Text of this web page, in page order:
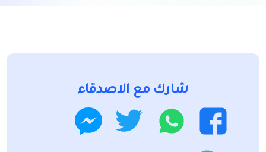
شارك مع الاصدقاء
فيسبوك واتساب تويتر